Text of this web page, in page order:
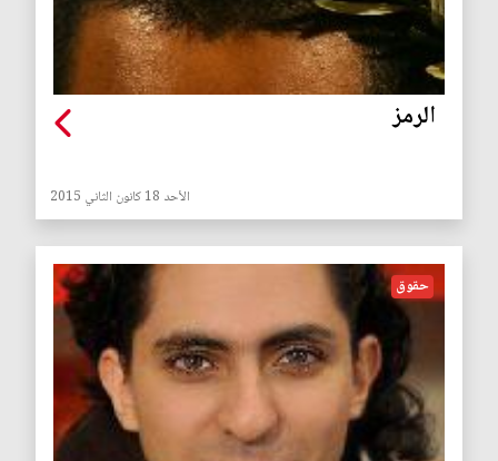
الرمز
الأحد 18 كانون الثاني 2015
حقوق